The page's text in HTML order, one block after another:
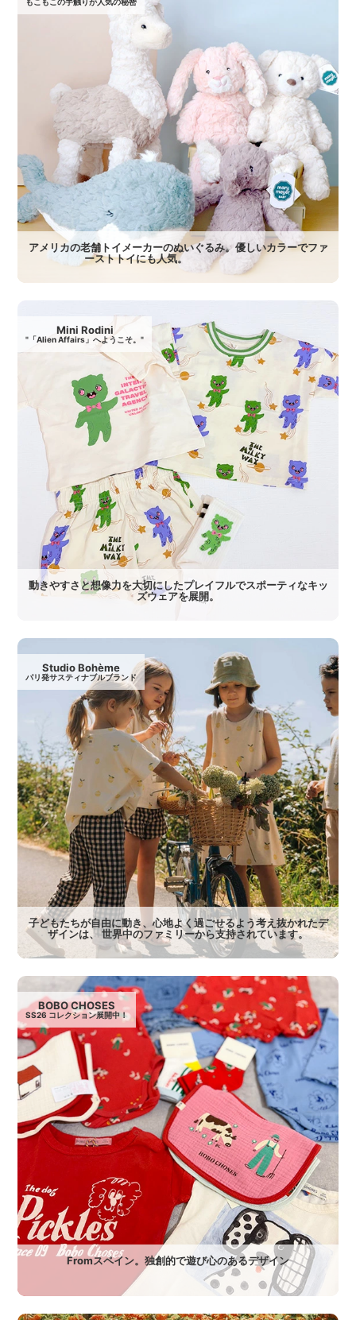
アメリカの老舗トイメーカーのぬいぐるみ。優しいカラーでファ
ーストトイにも人気。
Mini Rodini
"「Alien Affairs」へようこそ。"
動きやすさと想像力を大切にしたプレイフルでスポーティなキッ
ズウェアを展開。
Studio Bohème
パリ発サスティナブルブランド
子どもたちが自由に動き、心地よく過ごせるよう考え抜かれたデ
ザインは、 世界中のファミリーから支持されています。
BOBO CHOSES
SS26 コレクション展開中！
Fromスペイン。独創的で遊び心のあるデザイン